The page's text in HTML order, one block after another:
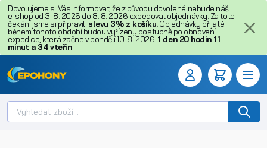
Dovolujeme si Vás informovat, že z důvodu dovolené nebude náš
e-shop od 3. 8. 2026 do 8. 8. 2026 expedovat objednávky. Za toto
čekání jsme si připravili slevu 3% z košíku.Objednávky přijaté
během tohoto období budou vyřízeny postupně po obnovení
expedice, která začne v pondělí 10. 8. 2026. 1 den 20 hodin 11
minut a 33 vteřin